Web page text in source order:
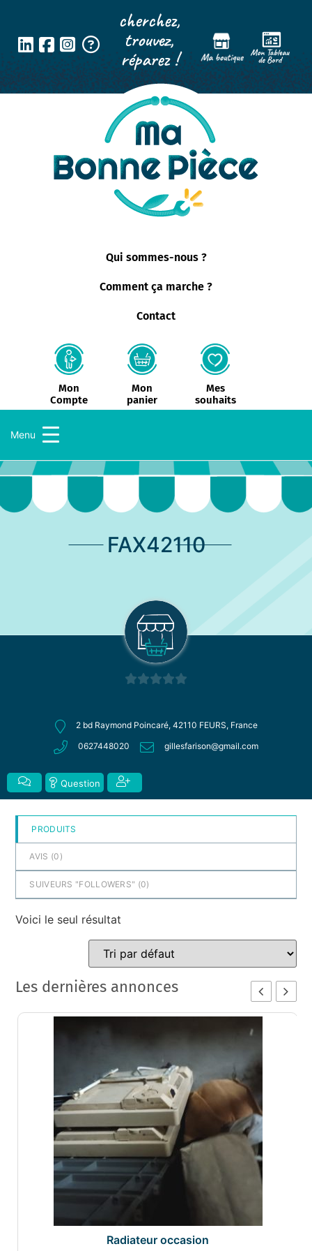
cherchez,
trouvez,
réparez !
Qui sommes-nous ?
Comment ça marche ?
Contact
Mon
Compte
Mon
panier
Mes
souhaits
Menu
FAX42110
5
2 bd Raymond Poincaré, 42110 FEURS, France
0627448020
gillesfarison@gmail.com
Question
PRODUITS
AVIS (0 )
SUIVEURS "FOLLOWERS" (0)
Voici le seul résultat
Les dernières annonces
Radiateur occasion